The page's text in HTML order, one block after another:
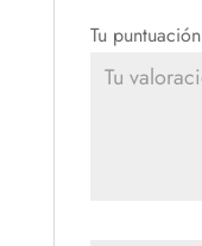
Tu puntuación